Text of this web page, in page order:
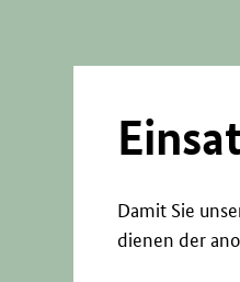
Damit Sie
dienen der